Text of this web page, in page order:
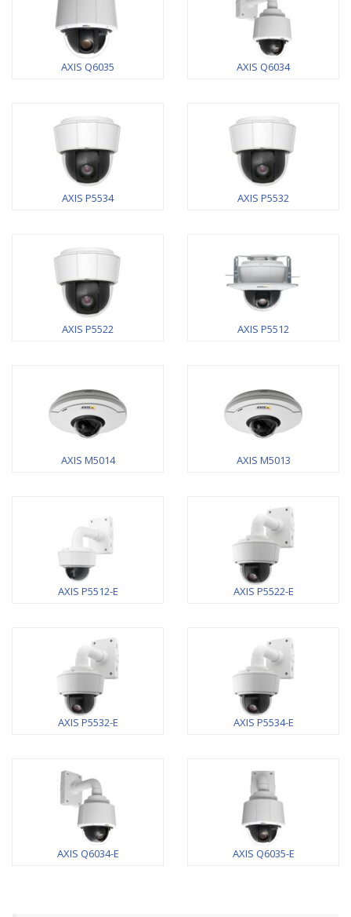
AXIS Q6035 AXIS Q6034
AXIS P5534 AXIS P5532
AXIS P5522 AXIS P5512
AXIS M5014 AXIS M5013
AXIS P5512-E AXIS P5522-E
AXIS P5532-E AXIS P5534-E
AXIS Q6034-E AXIS Q6035-E